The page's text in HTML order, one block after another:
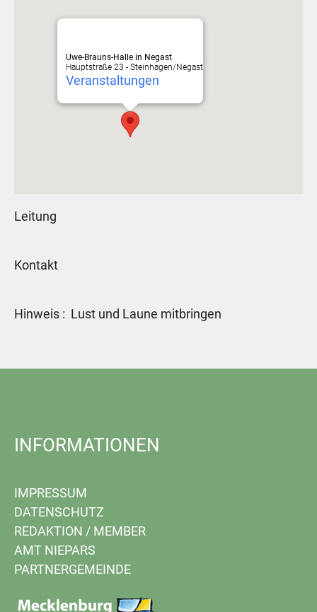
Uwe-Brauns-Halle in Negast
Hauptstraße 23 - Steinhagen/Negast
Veranstaltungen
Leitung
Kontakt
Hinweis : Lust und Laune mitbringen
INFORMATIONEN
IMPRESSUM
DATENSCHUTZ
REDAKTION / MEMBER
AMT NIEPARS
PARTNERGEMEINDE